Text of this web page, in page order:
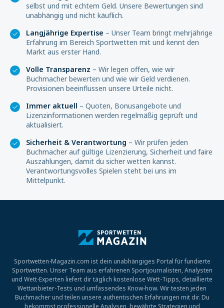
selbst und mit echtem Geld. Unsere Bewertungen sind
unabhängig und nicht käuflich.
Langjährige Expertise – Unser Team bringt mehrjährige
Erfahrung im Bereich Sportwetten mit und kennt den
Markt aus erster Hand.
Volle Transparenz – Wir legen offen, wie wir
Buchmacher bewerten und wie wir Geld verdienen.
Provisionen beeinflussen unsere Urteile nicht.
Immer aktuell – Quoten, Bonusangebote und
Lizenzinformationen werden regelmäßig geprüft und
aktualisiert.
Sicherheit & Verantwortung – Wir prüfen jeden
Buchmacher auf gültige Lizenzierung, Sicherheit und faire
Auszahlungen, damit du sicher wetten kannst.
Verantwortungsvolles Spielen steht bei uns im
Mittelpunkt.
Sportwetten-Magazin.com ist dein unabhängiges Portal für fundierte
Sportwetten. Unser Team aus erfahrenen Sportjournalisten, Analysten
und Wett-Experten liefert dir täglich kostenlose Wett-Tipps, detaillierte
Wettanbieter-Tests und umfassendes Know-how. Wir testen jeden
Buchmacher und teilen unsere authentischen Erfahrungen mit dir. Du
bekommst professionelle Analysen, bewährte Strategien und